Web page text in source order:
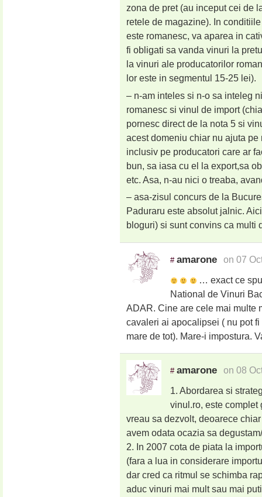
zona de pret (au inceput cei de
retele de magazine). In
este romanesc, va aparea in
fi obligati sa vanda vinuri la
la vinuri ale producatorilor
lor este in segmentul 15-25 lei).
– n-am inteles si n-o sa inteleg
romanesc si vinul de import
pornesc direct de la nota 5 si
acest domeniu chiar nu ajuta
inclusiv pe producatori care ar
bun, sa iasa cu el la export,sa
etc. Asa, n-au nici o treaba,
– asa-zisul concurs de la
Paduraru este absolut jalnic.
bloguri) si sunt convins ca multi
# amarone on 07
… exact ce
National de Vinuri
ADAR. Cine are cele mai multe
cavaleri ai apocalipsei ( nu pot
mare de tot). Mare-i impostura.
# amarone on 08
1. Abordarea si
vinul.ro, este complet
vreau sa dezvolt, deoarece
avem odata ocazia sa
2. In 2007 cota de piata la
(fara a lua in considerare
dar cred ca ritmul se schimba
aduc vinuri mai mult sau mai